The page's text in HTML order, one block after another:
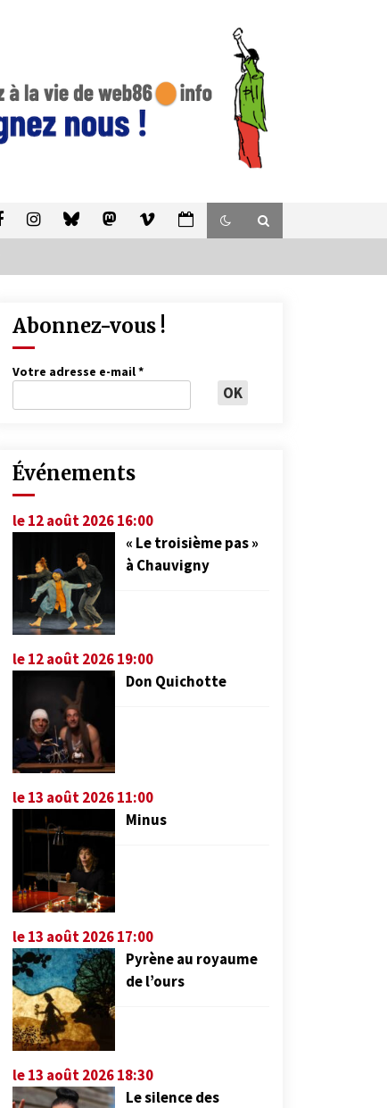
Abonnez-vous !
Votre adresse e-mail*
Événements
le 12 août 2026 16:00
« Le troisième pas »
à Chauvigny
le 12 août 2026 19:00
Don Quichotte
le 13 août 2026 11:00
Minus
le 13 août 2026 17:00
Pyrène au royaume
de l’ours
le 13 août 2026 18:30
Le silence des